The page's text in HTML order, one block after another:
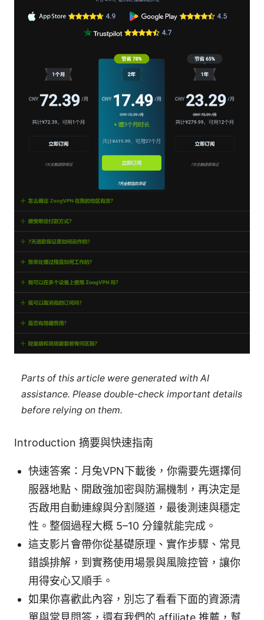
Parts of this article were generated with AI
assistance. Please double-check important details
before relying on them.
Introduction 摘要與快速指南
快速答案：月兔VPN下載後，你需要先選擇伺
服器地點、開啟強加密與防漏機制，再決定是
否啟用自動連線與分割隧道，最後測速與穩定
性。整個過程大概 5–10 分鐘就能完成。
這支影片會帶你從基礎原理、實作步驟、常見
錯誤排解，到實務使用場景與風險控管，讓你
用得安心又順手。
如果你喜歡此內容，別忘了看看下面的資源清
單與常見問答，還有我們的 affiliate 推薦，幫